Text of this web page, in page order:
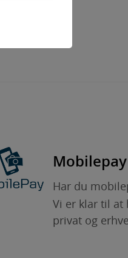
Mobilepay
Har du
Vi er klar til
privat og
indholdet